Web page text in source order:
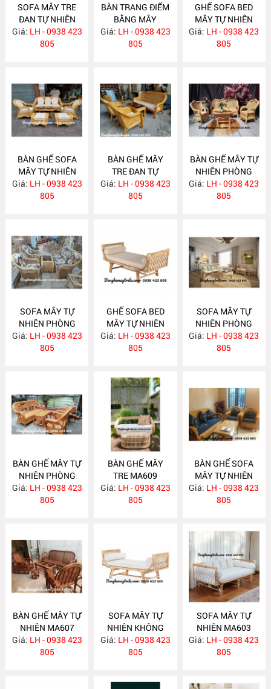
SOFA MÂY TRE
ĐAN TỰ NHIÊN
MA636
Giá: LH - 0938 423
805
BÀN TRANG ĐIỂM
BẰNG MÂY
MA635
Giá: LH - 0938 423
805
GHẾ SOFA BED
MÂY TỰ NHIÊN
MA625
Giá: LH - 0938 423
805
BÀN GHẾ SOFA
MÂY TỰ NHIÊN
PHÒNG KHÁCH
MA624
Giá: LH - 0938 423
805
BÀN GHẾ MÂY
TRE ĐAN TỰ
NHIÊN MA622
Giá: LH - 0938 423
805
BÀN GHẾ MÂY TỰ
NHIÊN PHÒNG
KHÁCH LƯỚI MẮT
CÁO MA621
Giá: LH - 0938 423
805
SOFA MÂY TỰ
NHIÊN PHÒNG
KHÁCH MA620
Giá: LH - 0938 423
805
GHẾ SOFA BED
MÂY TỰ NHIÊN
MA615
Giá: LH - 0938 423
805
SOFA MÂY TỰ
NHIÊN PHÒNG
KHÁCH MA612
Giá: LH - 0938 423
805
BÀN GHẾ MÂY TỰ
NHIÊN PHÒNG
KHÁCH MA610
Giá: LH - 0938 423
805
BÀN GHẾ MÂY
TRE MA609
Giá: LH - 0938 423
805
BÀN GHẾ SOFA
MÂY TỰ NHIÊN
PHÒNG KHÁCH
MA608
Giá: LH - 0938 423
805
BÀN GHẾ MÂY TỰ
NHIÊN MA607
Giá: LH - 0938 423
805
SOFA MÂY TỰ
NHIÊN KHÔNG
TỰA MA604
Giá: LH - 0938 423
805
SOFA MÂY TỰ
NHIÊN MA603
Giá: LH - 0938 423
805